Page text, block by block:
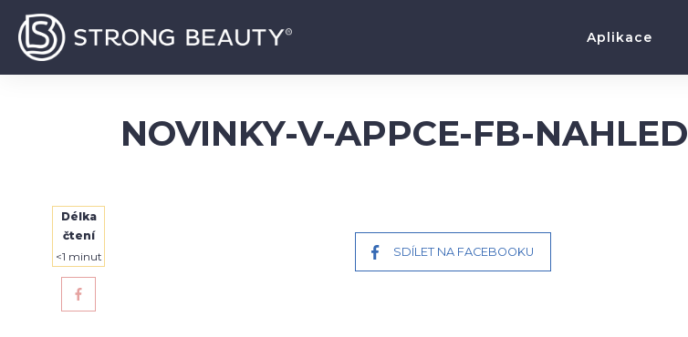
Aplikace
NOVINKY-V-APPCE-FB-NAHLED
Délka
čtení
<1 minut SDÍLET NA FACEBOOKU